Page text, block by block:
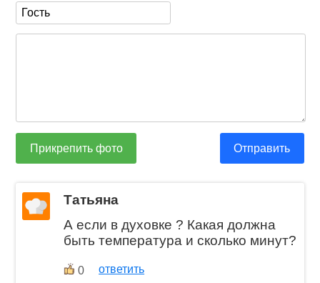
Прикрепить фото Отправить
Татьяна
А если в духовке ? Какая должна
быть температура и сколько минут?
0 ответить